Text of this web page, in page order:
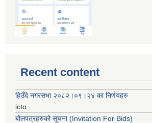
Recent content
हिउँदे नगरसभा २०८२।०९।२४ का निर्णयहरु
icto
बोलपत्रहरुको सूचना (Invitation For Bids)